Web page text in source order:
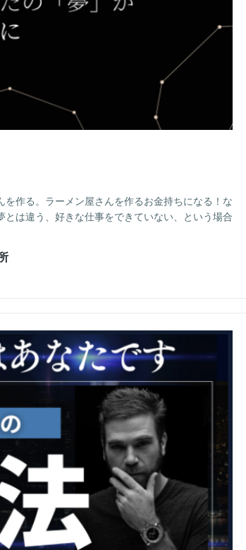
作る。ラーメン屋さんを作るお金持ちになる！な
は違う、好きな仕事をできていない、という場合